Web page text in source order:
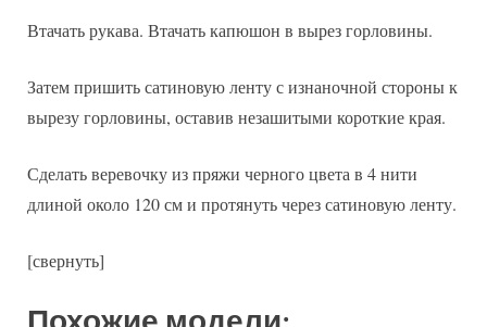
Втачать рукава. Втачать капюшон в вырез горловины.
Затем пришить сатиновую ленту с изнаночной стороны к
вырезу горловины, оставив незашитыми короткие края.
Сделать веревочку из пряжи черного цвета в 4 нити
длиной около 120 см и протянуть через сатиновую ленту.
[свернуть]